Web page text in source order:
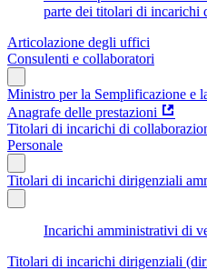
parte dei titolari di incarichi
Articolazione degli uffici
Consulenti e collaboratori
Ministro per la Semplificazione e
Anagrafe delle prestazioni
Titolari di incarichi di
Personale
Titolari di incarichi dirigenziali
Incarichi amministrativi di
Titolari di incarichi dirigenziali